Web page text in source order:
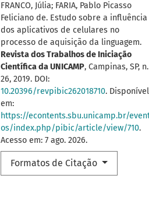
FRANCO, Júlia; FARIA, Pablo Picasso
Feliciano de. Estudo sobre a influência
dos aplicativos de celulares no
processo de aquisição da linguagem.
Revista dos Trabalhos de Iniciação
Científica da UNICAMP, Campinas, SP, n.
26, 2019. DOI:
10.20396/revpibic262018710. Disponível
em:
https://econtents.sbu.unicamp.br/
os/index.php/pibic/article/view/710.
Acesso em: 7 ago. 2026.
Formatos de Citação